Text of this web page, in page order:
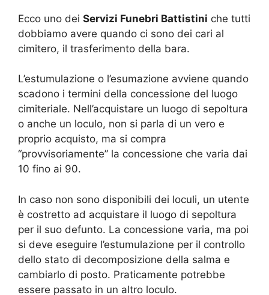
Ecco uno dei Servizi Funebri Battistini che tutti
dobbiamo avere quando ci sono dei cari al
cimitero, il trasferimento della bara.
L’estumulazione o l’esumazione avviene quando
scadono i termini della concessione del luogo
cimiteriale. Nell’acquistare un luogo di sepoltura
o anche un loculo, non si parla di un vero e
proprio acquisto, ma si compra
“provvisoriamente” la concessione che varia dai
10 fino ai 90.
In caso non sono disponibili dei loculi, un utente
è costretto ad acquistare il luogo di sepoltura
per il suo defunto. La concessione varia, ma poi
si deve eseguire l’estumulazione per il controllo
dello stato di decomposizione della salma e
cambiarlo di posto. Praticamente potrebbe
essere passato in un altro loculo.